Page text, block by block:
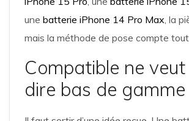
une batterie iPhone 14 Pro Max, la
mais la méthode de pose compte
Compatible ne
dire bas de gamme